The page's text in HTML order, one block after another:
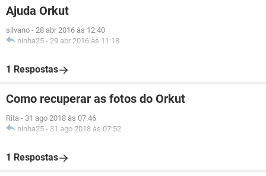
Ajuda Orkut
silvano - 28 abr 2016 às 12:40
ninha25 - 29 abr 2016 às 11:18
1 Respostas
Como recuperar as fotos do Orkut
Rita - 31 ago 2018 às 07:46
ninha25 - 31 ago 2018 às 07:52
1 Respostas